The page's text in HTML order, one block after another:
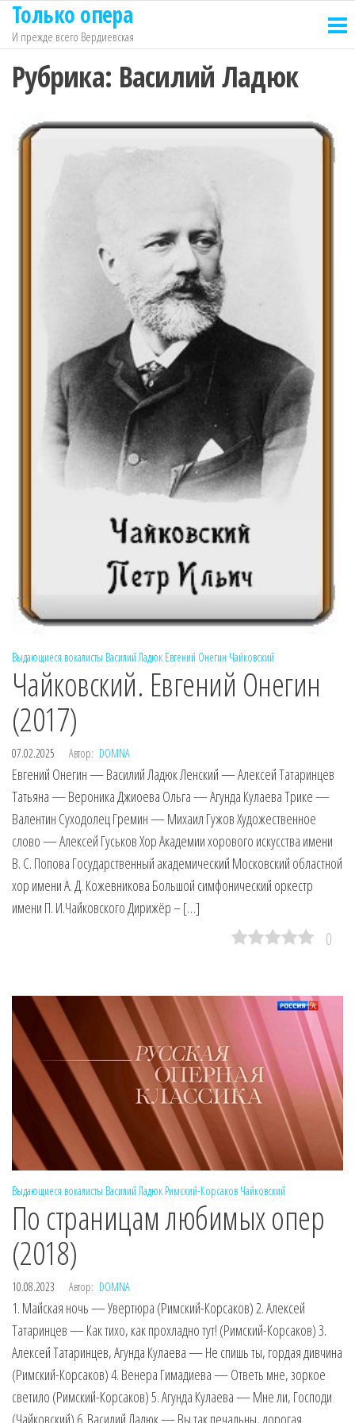
Перейти
содержимому
Только опера
И прежде всего Вердиевская
Рубрика: Василий Ладюк
Выдающиеся вокалисты Василий Ладюк Евгений Онегин Чайковский
Чайковский. Евгений Онегин
(2017)
07.02.2025 Автор: DOMNA
Евгений Онегин — Василий Ладюк Ленский — Алексей Татаринцев
Татьяна — Вероника Джиоева Ольга — Агунда Кулаева Трике —
Валентин Суходолец Гремин — Михаил Гужов Художественное
слово — Алексей Гуськов Хор Академии хорового искусства имени
В. С. Попова Государственный академический Московский областной
хор имени А. Д. Кожевникова Большой симфонический оркестр
имени П. И.Чайковского Дирижёр – […]
0
Выдающиеся вокалисты Василий Ладюк Римский-Корсаков Чайковский
По страницам любимых опер
(2018)
10.08.2023 Автор: DOMNA
1. Майская ночь — Увертюра (Римский-Корсаков) 2. Алексей
Татаринцев — Как тихо, как прохладно тут! (Римский-Корсаков) 3.
Алексей Татаринцев, Агунда Кулаева — Не спишь ты, гордая дивчина
(Римский-Корсаков) 4. Венера Гимадиева — Ответь мне, зоркое
светило (Римский-Корсаков) 5. Агунда Кулаева — Мне ли, Господи